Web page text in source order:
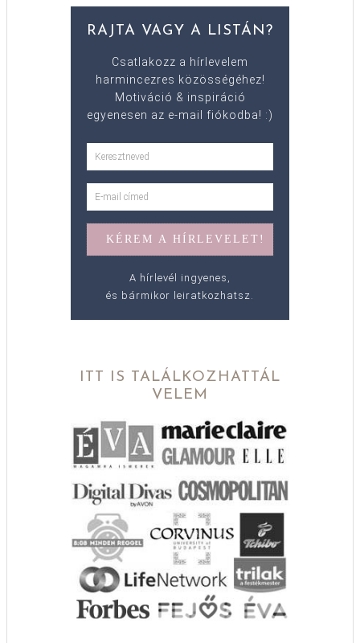
RAJTA VAGY A LISTÁN?
Csatlakozz a hírlevelem
harmincezres közösségéhez!
Motiváció & inspiráció
egyenesen az e-mail fiókodba! :)
A hírlevél ingyenes,
és bármikor leiratkozhatsz.
ITT IS TALÁLKOZHATTÁL
VELEM